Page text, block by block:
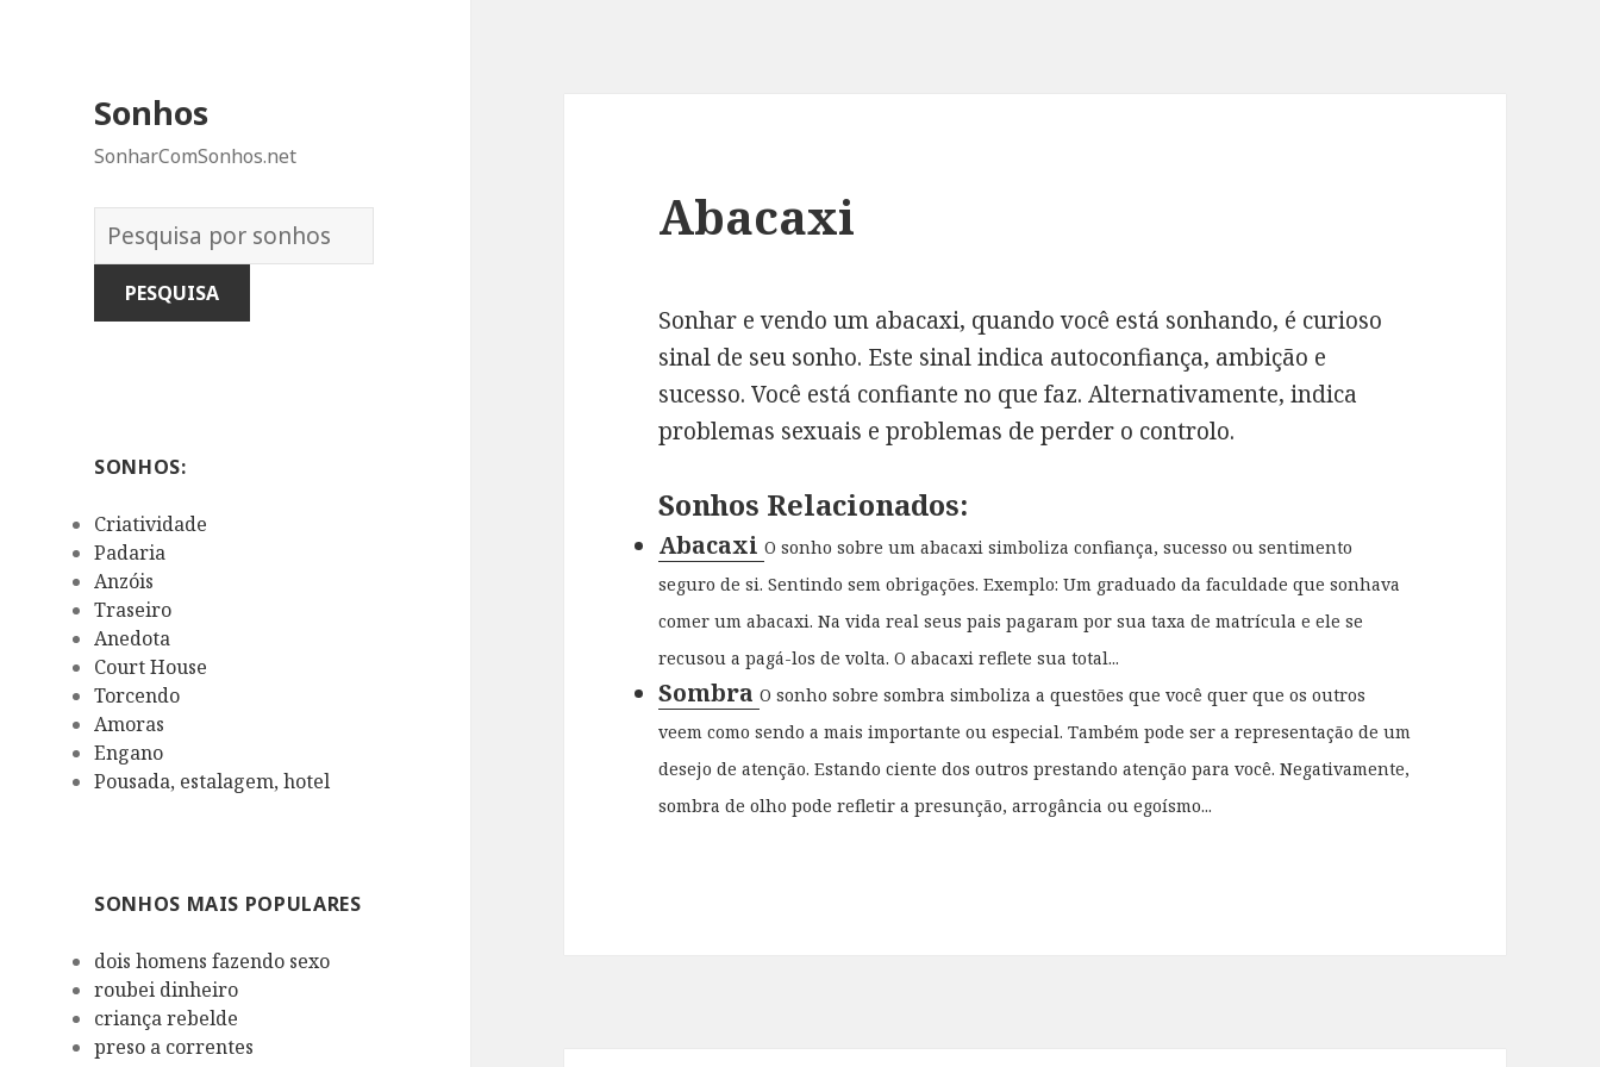
Sonhos
SonharComSonhos.net
Dicionário
dos
Sonhos:
SONHOS:
Criatividade
Padaria
Anzóis
Traseiro
Anedota
Court House
Torcendo
Amoras
Engano
Pousada, estalagem, hotel
SONHOS MAIS POPULARES
dois homens fazendo sexo
roubei dinheiro
criança rebelde
preso a correntes
Abacaxi
Sonhar e vendo um abacaxi, quando você está sonhando, é curioso
sinal de seu sonho. Este sinal indica autoconfiança, ambição e
sucesso. Você está confiante no que faz. Alternativamente, indica
problemas sexuais e problemas de perder o controlo.
Sonhos Relacionados:
AbacaxiO sonho sobre um abacaxi simboliza confiança, sucesso ou sentimento
seguro de si. Sentindo sem obrigações. Exemplo: Um graduado da faculdade que sonhava
comer um abacaxi. Na vida real seus pais pagaram por sua taxa de matrícula e ele se
recusou a pagá-los de volta. O abacaxi reflete sua total...
SombraO sonho sobre sombra simboliza a questões que você quer que os outros
veem como sendo a mais importante ou especial. Também pode ser a representação de um
desejo de atenção. Estando ciente dos outros prestando atenção para você. Negativamente,
sombra de olho pode refletir a presunção, arrogância ou egoísmo...